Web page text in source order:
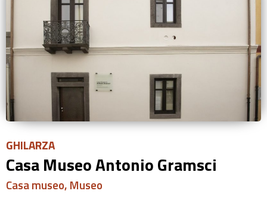
GHILARZA
Casa Museo Antonio Gramsci
Casa museo, Museo